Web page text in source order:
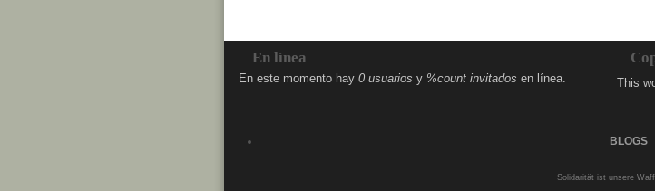
En línea
En este momento hay 0 usuarios y %count invitados en línea. This
BLOGS
Solidarität ist unsere